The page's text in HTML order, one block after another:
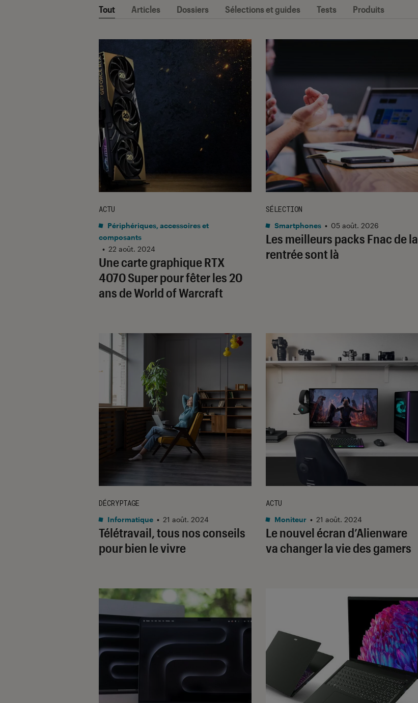
Tout Articles Dossiers Sélections et guides Tests Produits
Une carte graphique RTX
4070 Super pour fêter les 20
ans deWorld of Warcraft
ACTU
Périphériques, accessoires et
composants
• 22 août. 2024
Les meilleurs packs Fnac de la
rentrée sont là
SÉLECTION
Smartphones • 05 août. 2026
Télétravail, tous nos conseils
pour bien le vivre
DÉCRYPTAGE
Informatique • 21 août. 2024
Le nouvel écran d’Alienware
va changer la vie des gamers
ACTU
Moniteur • 21 août. 2024